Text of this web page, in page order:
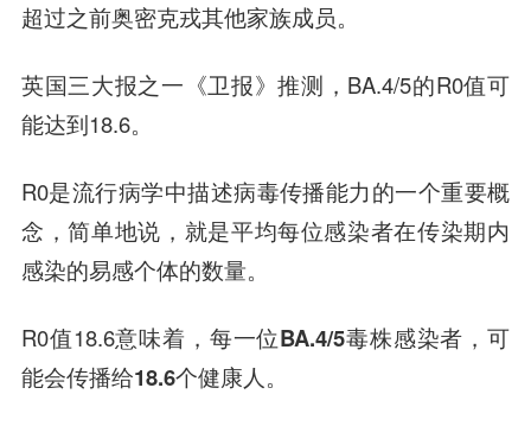
超过之前奥密克戎其他家族成员。
英国三大报之一《卫报》推测，BA.4/5的R0值可
能达到18.6。
R0是流行病学中描述病毒传播能力的一个重要概
念，简单地说，就是平均每位感染者在传染期内
感染的易感个体的数量。
R0值18.6意味着， 每一位BA.4/5毒株感染者，可
能会传播给18.6个健康人。